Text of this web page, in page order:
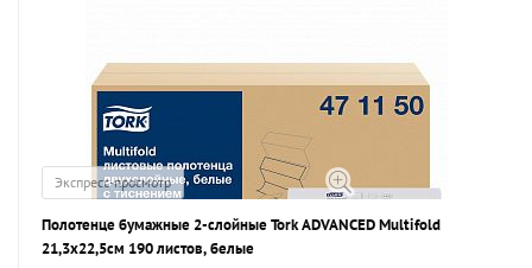
Экспресс-просмотр
Полотенце бумажные 2-слойные Tork ADVANCED Multifold
21,3х22,5см 190 листов, белые